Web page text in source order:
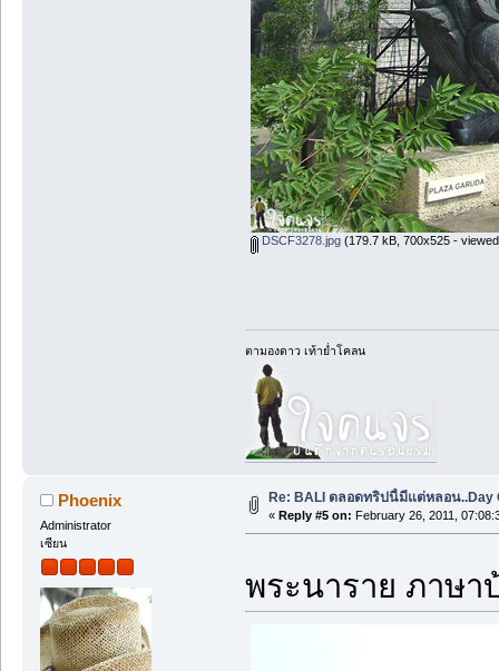
DSCF3278.jpg(179.7 kB, 700x525 -
ตามองดาว เท้าย่ำโคลน
Phoenix
Administrator
เซียน
Re: BALI ตลอดทริปนี้มีแต่หลอน..Day
« Reply #5 on: February 26, 2011,
พระนาราย ภาษา